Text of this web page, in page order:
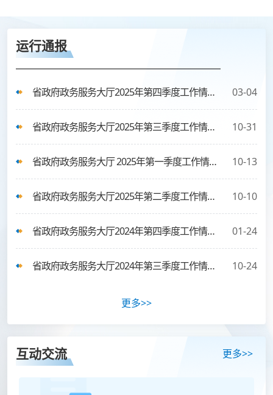
运行通报
省政府政务服务大厅2025年第四季度工作情况通报 03-04
省政府政务服务大厅2025年第三季度工作情况通报 10-31
省政府政务服务大厅 2025年第一季度工作情况通报 10-13
省政府政务服务大厅2025年第二季度工作情况通报 10-10
省政府政务服务大厅2024年第四季度工作情况通报 01-24
省政府政务服务大厅2024年第三季度工作情况通报 10-24
更多>>
互动交流 更多>>